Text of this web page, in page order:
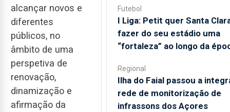
alcançar novos e
diferentes
públicos, no
âmbito de uma
perspetiva de
renovação,
dinamização e
afirmação da
Futebol
I Liga: Petit quer Santa
fazer do seu estádio uma
“fortaleza” ao longo da
Regional
Ilha do Faial passou a
rede de monitorização de
infrassons dos Açores